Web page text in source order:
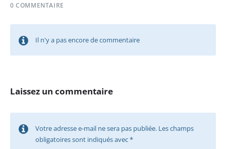
0 COMMENTAIRE
Il n'y a pas encore de commentaire
Laissez un commentaire
Votre adresse e-mail ne sera pas publiée. Les champs
obligatoires sont indiqués avec*